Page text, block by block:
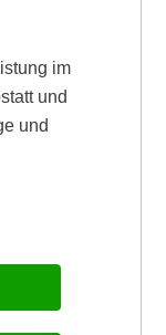
im
und
und